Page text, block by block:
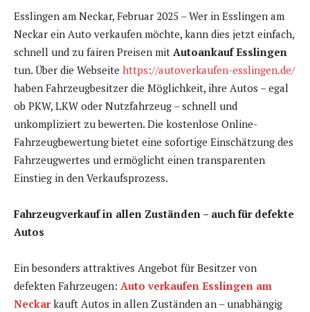
Esslingen am Neckar, Februar 2025 – Wer in Esslingen am
Neckar ein Auto verkaufen möchte, kann dies jetzt einfach,
schnell und zu fairen Preisen mit Autoankauf Esslingen
tun. Über die Webseite https://autoverkaufen-esslingen.de/
haben Fahrzeugbesitzer die Möglichkeit, ihre Autos – egal
ob PKW, LKW oder Nutzfahrzeug – schnell und
unkompliziert zu bewerten. Die kostenlose Online-
Fahrzeugbewertung bietet eine sofortige Einschätzung des
Fahrzeugwertes und ermöglicht einen transparenten
Einstieg in den Verkaufsprozess.
Fahrzeugverkauf in allen Zuständen – auch für defekte
Autos
Ein besonders attraktives Angebot für Besitzer von
defekten Fahrzeugen: Auto verkaufen Esslingen am
Neckarkauft Autos in allen Zuständen an – unabhängig